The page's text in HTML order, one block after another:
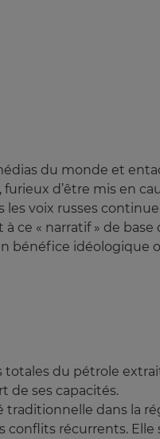
du monde et
furieux d’être mis en
voix russes
à ce « narratif » de
bénéfice idéologique
totales du pétrole
de ses capacités.
dans la
récurrents. Elle